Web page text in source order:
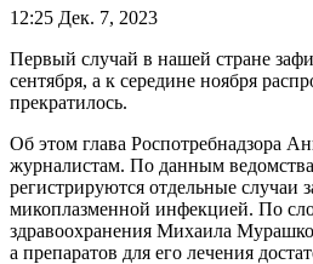
12:25 Дек. 7, 2023
Первый случай в нашей стране
сентября, а к середине ноября
прекратилось.
Об этом глава Роспотребнадзора
журналистам. По данным
регистрируются отдельные случаи
микоплазменной инфекцией. По
здравоохранения Михаила
а препаратов для его лечения